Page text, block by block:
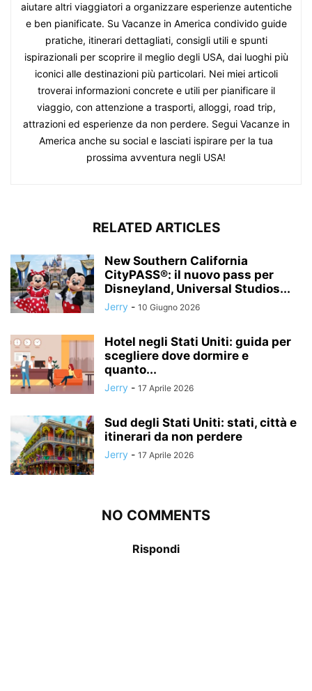
aiutare altri viaggiatori a organizzare esperienze autentiche
e ben pianificate. Su Vacanze in America condivido guide
pratiche, itinerari dettagliati, consigli utili e spunti
ispirazionali per scoprire il meglio degli USA, dai luoghi più
iconici alle destinazioni più particolari. Nei miei articoli
troverai informazioni concrete e utili per pianificare il
viaggio, con attenzione a trasporti, alloggi, road trip,
attrazioni ed esperienze da non perdere. Segui Vacanze in
America anche su social e lasciati ispirare per la tua
prossima avventura negli USA!
RELATED ARTICLES
New Southern California
CityPASS®: il nuovo pass per
Disneyland, Universal Studios...
Jerry - 10 Giugno 2026
Hotel negli Stati Uniti: guida per
scegliere dove dormire e
quanto...
Jerry - 17 Aprile 2026
Sud degli Stati Uniti: stati, città e
itinerari da non perdere
Jerry - 17 Aprile 2026
NO COMMENTS
Rispondi